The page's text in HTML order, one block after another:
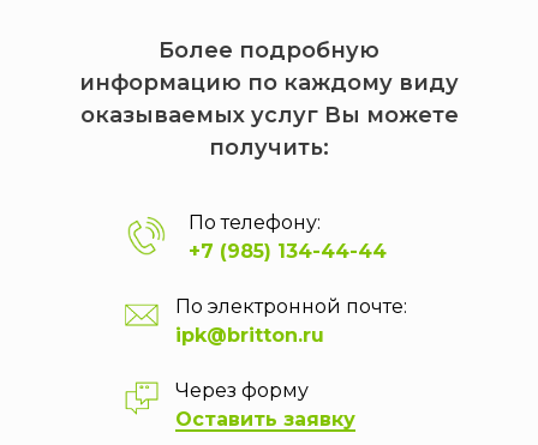
По телефону:
+7 (985) 134-44-44
По электронной почте:
ipk@britton.ru
Через форму
Оставить заявку
Более подробную
информацию по каждому виду
оказываемых услуг Вы можете
получить: